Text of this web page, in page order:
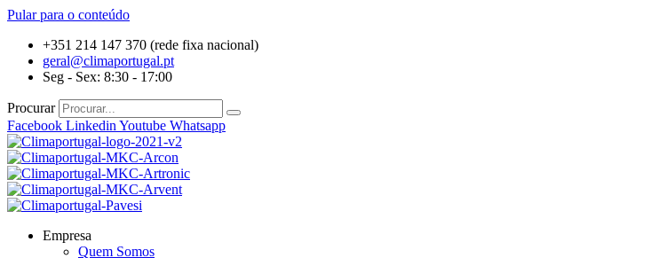
Pular para o conteúdo
+351 214 147 370 (rede fixa nacional)
geral@climaportugal.pt
Seg - Sex: 8:30 - 17:00
Procurar
Facebook Linkedin Youtube Whatsapp
Empresa
Quem Somos